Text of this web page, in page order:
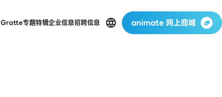
Gratte专题特辑企业信息招聘信息 animate 网上商城